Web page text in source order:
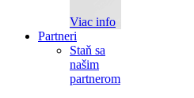
Viac info
Partneri
Staň sa
našim
partnerom